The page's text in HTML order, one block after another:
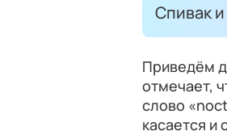
Спивак
Приведём
отмечает,
слово
касается